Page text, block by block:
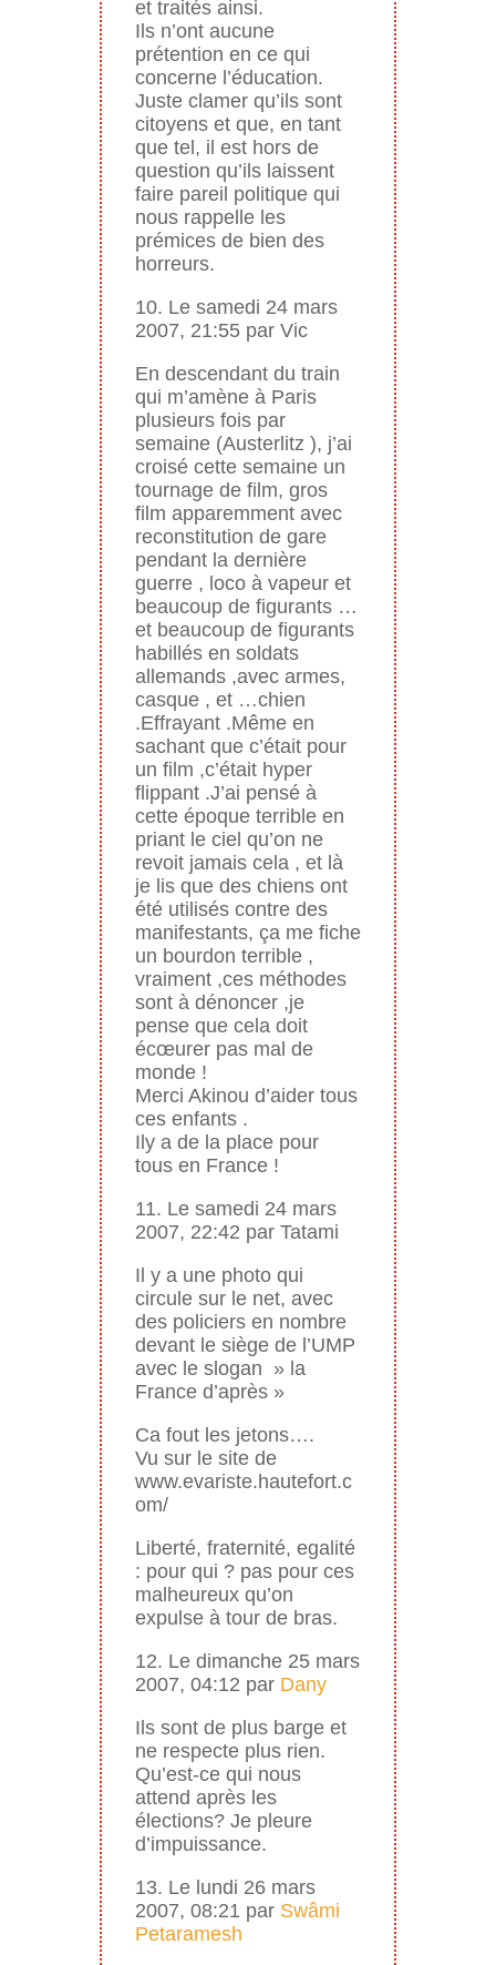
et traités ainsi.
Ils n’ont aucune
prétention en ce qui
concerne l’éducation.
Juste clamer qu’ils sont
citoyens et que, en tant
que tel, il est hors de
question qu’ils laissent
faire pareil politique qui
nous rappelle les
prémices de bien des
horreurs.
10. Le samedi 24 mars
2007, 21:55 par Vic
En descendant du train
qui m’amène à Paris
plusieurs fois par
semaine (Austerlitz ), j’ai
croisé cette semaine un
tournage de film, gros
film apparemment avec
reconstitution de gare
pendant la dernière
guerre , loco à vapeur et
beaucoup de figurants …
et beaucoup de figurants
habillés en soldats
allemands ,avec armes,
casque , et …chien
.Effrayant .Même en
sachant que c’était pour
un film ,c’était hyper
flippant .J’ai pensé à
cette époque terrible en
priant le ciel qu’on ne
revoit jamais cela , et là
je lis que des chiens ont
été utilisés contre des
manifestants, ça me fiche
un bourdon terrible ,
vraiment ,ces méthodes
sont à dénoncer ,je
pense que cela doit
écœurer pas mal de
monde !
Merci Akinou d’aider tous
ces enfants .
Ily a de la place pour
tous en France !
11. Le samedi 24 mars
2007, 22:42 par Tatami
Il y a une photo qui
circule sur le net, avec
des policiers en nombre
devant le siège de l’UMP
avec le slogan » la
France d’après »
Ca fout les jetons….
Vu sur le site de
www.evariste.hautefort.c
om/
Liberté, fraternité, egalité
: pour qui ? pas pour ces
malheureux qu’on
expulse à tour de bras.
12. Le dimanche 25 mars
2007, 04:12 par Dany
Ils sont de plus barge et
ne respecte plus rien.
Qu’est-ce qui nous
attend après les
élections? Je pleure
d’impuissance.
13. Le lundi 26 mars
2007, 08:21 par Swâmi
Petaramesh